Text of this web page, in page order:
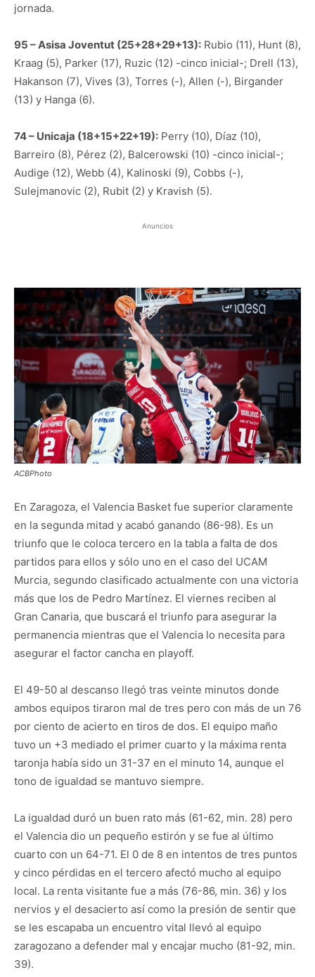
jornada.
95 – Asisa Joventut (25+28+29+13): Rubio (11), Hunt (8),
Kraag (5), Parker (17), Ruzic (12) -cinco inicial-; Drell (13),
Hakanson (7), Vives (3), Torres (-), Allen (-), Birgander
(13) y Hanga (6).
74 – Unicaja (18+15+22+19): Perry (10), Díaz (10),
Barreiro (8), Pérez (2), Balcerowski (10) -cinco inicial-;
Audige (12), Webb (4), Kalinoski (9), Cobbs (-),
Sulejmanovic (2), Rubit (2) y Kravish (5).
Anuncios
ACBPhoto
En Zaragoza, el Valencia Basket fue superior claramente
en la segunda mitad y acabó ganando (86-98). Es un
triunfo que le coloca tercero en la tabla a falta de dos
partidos para ellos y sólo uno en el caso del UCAM
Murcia, segundo clasificado actualmente con una victoria
más que los de Pedro Martínez. El viernes reciben al
Gran Canaria, que buscará el triunfo para asegurar la
permanencia mientras que el Valencia lo necesita para
asegurar el factor cancha en playoff.
El 49-50 al descanso llegó tras veinte minutos donde
ambos equipos tiraron mal de tres pero con más de un 76
por ciento de acierto en tiros de dos. El equipo maño
tuvo un +3 mediado el primer cuarto y la máxima renta
taronja había sido un 31-37 en el minuto 14, aunque el
tono de igualdad se mantuvo siempre.
La igualdad duró un buen rato más (61-62, min. 28) pero
el Valencia dio un pequeño estirón y se fue al último
cuarto con un 64-71. El 0 de 8 en intentos de tres puntos
y cinco pérdidas en el tercero afectó mucho al equipo
local. La renta visitante fue a más (76-86, min. 36) y los
nervios y el desacierto así como la presión de sentir que
se les escapaba un encuentro vital llevó al equipo
zaragozano a defender mal y encajar mucho (81-92, min.
39).